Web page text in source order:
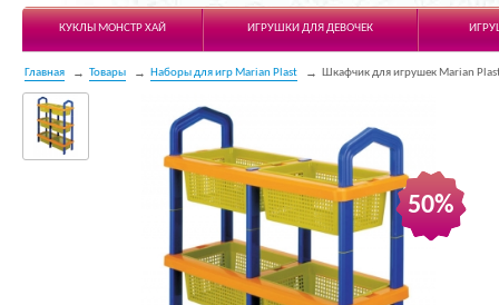
Чудесарик
КУКЛЫ МОНСТР ХАЙ
ИГРУШКИ ДЛЯ ДЕВОЧЕК
Главная Товары Наборы для игр Marian Plast Шкафчик для игрушек Marian
50%